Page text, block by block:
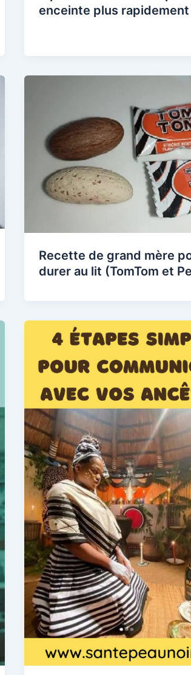
enceinte plus rapidement
Recette de grand mère
durer au lit (TomTom et